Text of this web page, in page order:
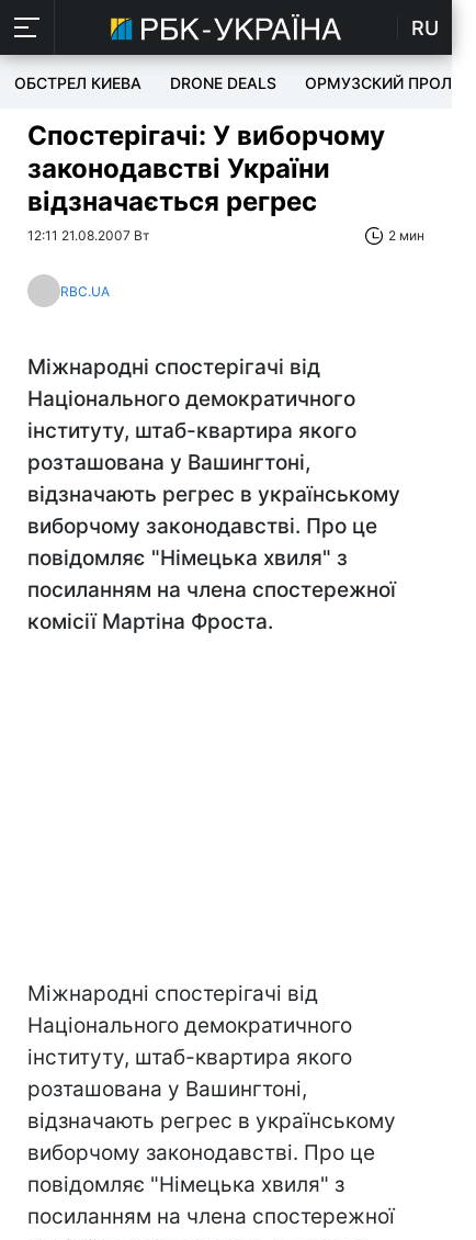
RU
ОБСТРЕЛ КИЕВА DRONE DEALS ОРМУЗСКИЙ ПРОЛИВ
Спостерігачі: У виборчому
законодавстві України
відзначається регрес
12:11 21.08.2007 Вт 2 мин
RBC.UA
Міжнародні спостерігачі від
Національного демократичного
інституту, штаб-квартира якого
розташована у Вашингтоні,
відзначають регрес в українському
виборчому законодавстві. Про це
повідомляє "Німецька хвиля" з
посиланням на члена спостережної
комісії Мартіна Фроста.
Міжнародні спостерігачі від
Національного демократичного
інституту, штаб-квартира якого
розташована у Вашингтоні,
відзначають регрес в українському
виборчому законодавстві. Про це
повідомляє "Німецька хвиля" з
посиланням на члена спостережної